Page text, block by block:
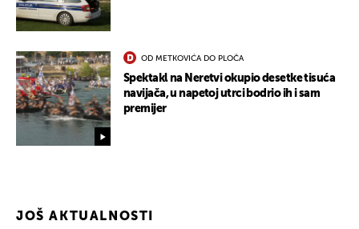
OD METKOVIĆA DO PLOČA
Spektakl na Neretvi okupio desetke tisuća
navijača, u napetoj utrci bodrio ih i sam
premijer
JOŠ AKTUALNOSTI